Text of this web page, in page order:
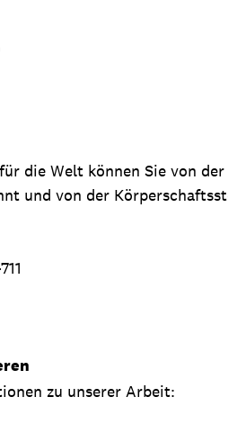
die Welt können Sie von
und von der
zu unserer Arbeit: